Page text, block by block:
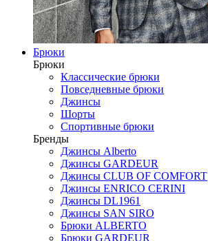
Брюки
Брюки
Классические брюки
Повседневные брюки
Джинсы
Шорты
Спортивные брюки
Бренды
Джинсы Alberto
Джинсы GARDEUR
Джинсы CLUB OF COMFORT
Джинсы ENRICO CERINI
Джинсы DL1961
Джинсы SAN SIRO
Брюки ALBERTO
Брюки GARDEUR